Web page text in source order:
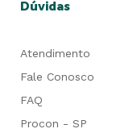
Dúvidas
Atendimento
Fale Conosco
FAQ
Procon - SP